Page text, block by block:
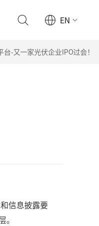
EN
-又一家光伏企业IPO过会！
信息披露要